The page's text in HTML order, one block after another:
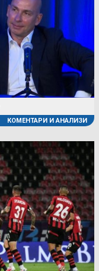
КОМЕНТАРИ И АНАЛИЗИ